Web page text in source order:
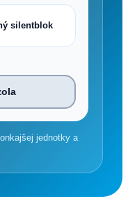
silentblok
jednotky a